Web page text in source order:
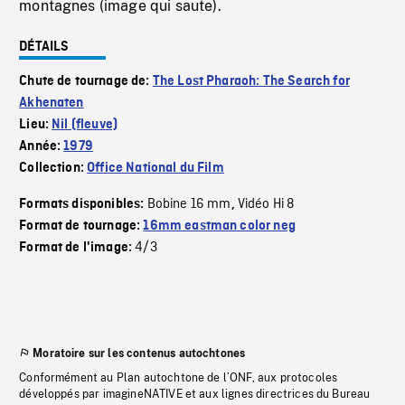
montagnes (image qui saute).
DÉTAILS
Chute de tournage de: The Lost Pharaoh: The Search for
Akhenaten
Lieu: Nil (fleuve)
Année:1979
Collection:Office National du Film
Formats disponibles: Bobine 16 mm, Vidéo Hi 8
Format de tournage:16mm eastman color neg
Format de l'image:4/3
Moratoire sur les contenus autochtones
Conformément au Plan autochtone de l’ONF, aux protocoles
développés par imagineNATIVE et aux lignes directrices du Bureau